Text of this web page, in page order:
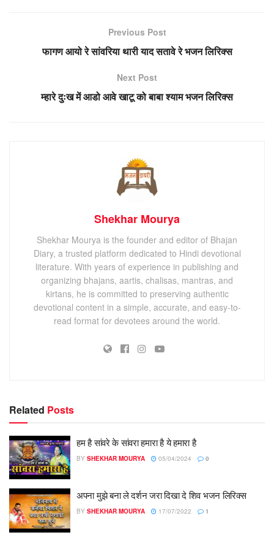
Previous Post
फागण आयो रे सांवरिया थारी याद सतावे रे भजन लिरिक्स
Next Post
म्हारे दुःख में आडो आवे खाटू को बाबा श्याम भजन लिरिक्स
Shekhar Mourya
Shekhar Mourya is the founder and editor of Bhajan
Diary, a trusted platform dedicated to Hindi devotional
literature. With years of experience in publishing and
organizing bhajans, aartis, chalisas, mantras, and
kirtans, he is committed to preserving authentic
devotional content in a simple, accurate, and easy-to-
read format for devotees around the world.
Related Posts
हम है सांवरे के सांवरा हमारा है ये हमारा है
BY SHEKHAR MOURYA 05/04/2024 0
अपना मुझे बना ले दर्शन जरा दिखा दे शिव भजन लिरिक्स
BY SHEKHAR MOURYA 17/07/2022 1